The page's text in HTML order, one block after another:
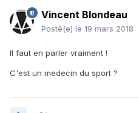
Vincent Blondeau
Posté(e) le 19 mars 2018
Il faut en parler vraiment !
C'est un medecin du sport ?